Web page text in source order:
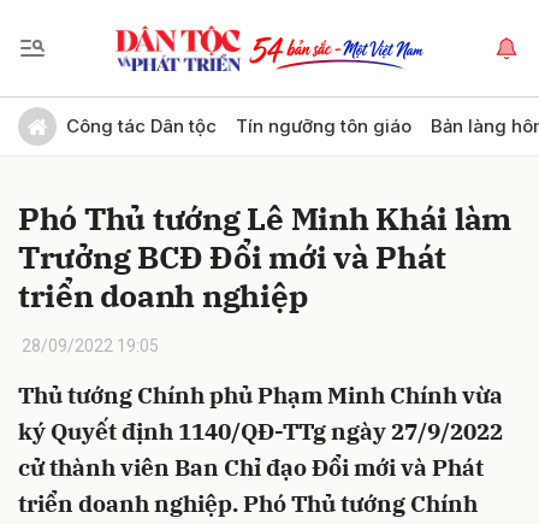
Công tác Dân tộc Tín ngưỡng tôn giáo Bản làng
Phó Thủ tướng Lê Minh Khái làm
Trưởng BCĐ Đổi mới và Phát
triển doanh nghiệp
28/09/2022 19:05
Thủ tướng Chính phủ Phạm Minh Chính vừa
ký Quyết định 1140/QĐ-TTg ngày 27/9/2022
cử thành viên Ban Chỉ đạo Đổi mới và Phát
triển doanh nghiệp. Phó Thủ tướng Chính
Gửi bình luận